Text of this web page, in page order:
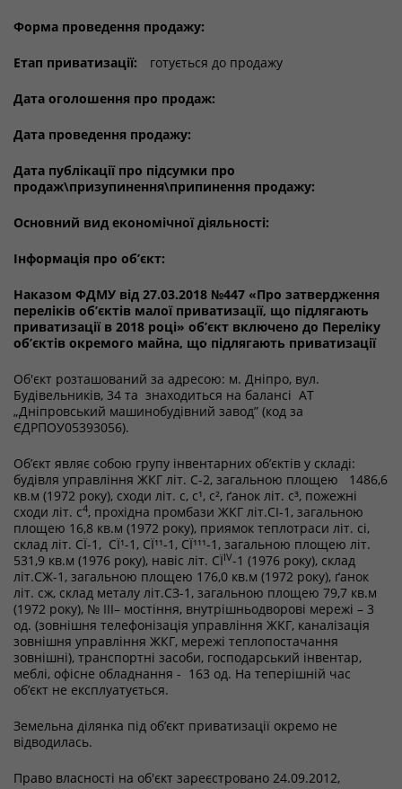
Форма проведення продажу:
Етап приватизації: готується до продажу
Дата оголошення про продаж:
Дата проведення продажу:
Дата публікації про підсумки про
продаж\призупинення\припинення продажу:
Основний вид економічної діяльності:
Інформація про об’єкт:
Наказом ФДМУ від 27.03.2018 №447 «Про затвердження
переліків об’єктів малої приватизації, що підлягають
приватизації в 2018 році» об’єкт включено до Переліку
об’єктів окремого майна, що підлягають приватизації
Об'єкт розташований за адресою: м. Дніпро, вул.
Будівельників, 34 та знаходиться на балансі АТ
„Дніпровський машинобудівний завод” (код за
ЄДРПОУ05393056).
Об’єкт являє собою групу інвентарних об’єктів у складі:
будівля управління ЖКГ літ. С-2, загальною площею 1486,6
кв.м (1972 року), сходи літ. с, с¹, с², ґанок літ. с³, пожежні
сходи літ. с4, прохідна промбази ЖКГ літ.СI-1, загальною
площею 16,8 кв.м (1972 року), приямок теплотраси літ. сі,
склад літ. СÏ-1, СÏ¹-1, СÏ¹¹-1, СÏ¹¹¹-1, загальною площею літ.
531,9 кв.м (1976 року), навіс літ. СÏІV-1 (1976 року), склад
літ.СЖ-1, загальною площею 176,0 кв.м (1972 року), ґанок
літ. сж, склад металу літ.СЗ-1, загальною площею 79,7 кв.м
(1972 року), № III– мостіння, внутрішньодворові мережі – 3
од. (зовнішня телефонізація управління ЖКГ, каналізація
зовнішня управління ЖКГ, мережі теплопостачання
зовнішні), транспортні засоби, господарський інвентар,
меблі, офісне обладнання - 163 од. На теперішній час
об’єкт не експлуатується.
Земельна ділянка під об’єкт приватизації окремо не
відводилась.
Право власності на об'єкт зареєстровано 24.09.2012,